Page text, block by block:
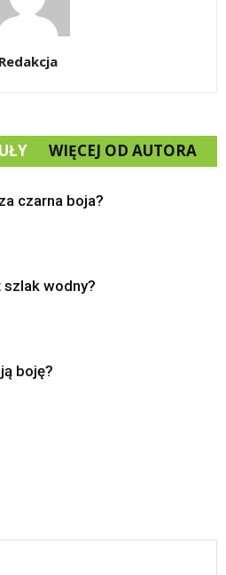
Redakcja
WIĘCEJ OD AUTORA
czarna boja?
wodny?
boję?